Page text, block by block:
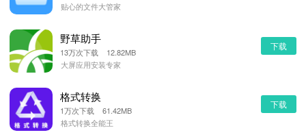
贴心的文件大管家
野草助手
13万次下载 12.82MB
大屏应用安装专家
下载
格式转换
1万次下载 61.42MB
格式转换全能王
下载